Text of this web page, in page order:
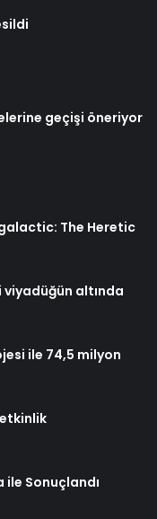
geçişi öneriyor
The Heretic
viyadüğün altında
ile 74,5 milyon
ile Sonuçlandı